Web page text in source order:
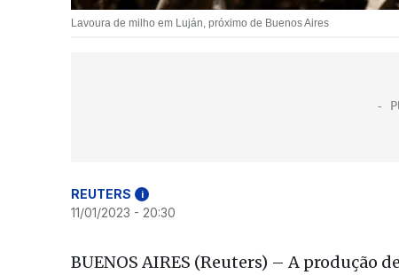
Lavoura de milho em Luján, próximo de Buenos Aires
REUTERS i
11/01/2023 - 20:30
BUENOS AIRES (Reuters) – A produção